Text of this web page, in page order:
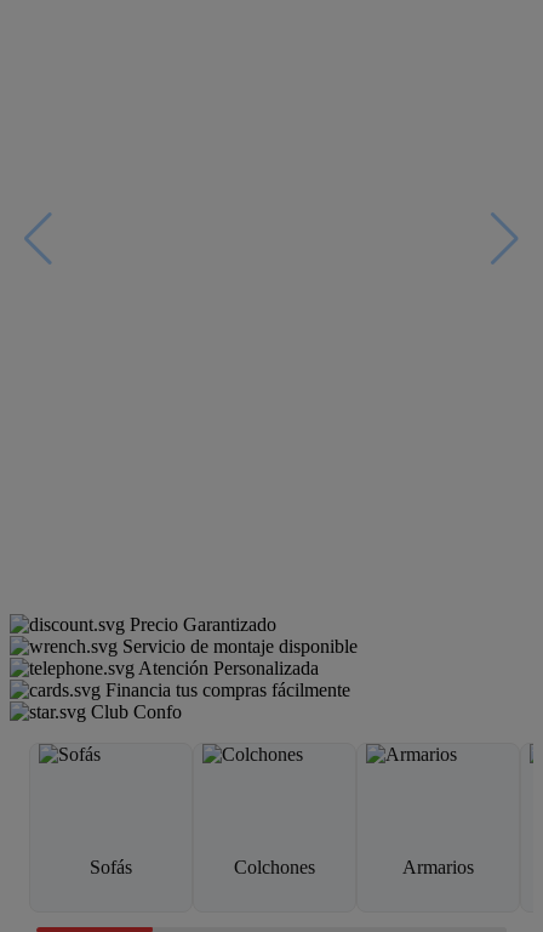
Precio Garantizado
Servicio de montaje disponible
Atención Personalizada
Financia tus compras fácilmente
Club Confo
Sofás Colchones Armarios